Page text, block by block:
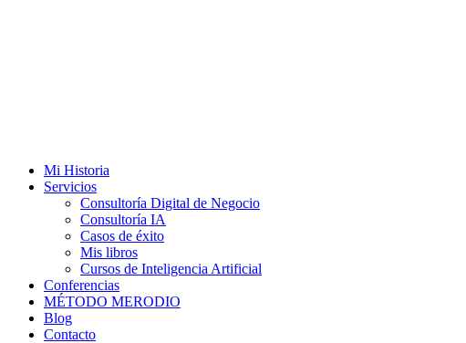
Mi Historia
Servicios
Consultoría Digital de Negocio
Consultoría IA
Casos de éxito
Mis libros
Cursos de Inteligencia Artificial
Conferencias
MÉTODO MERODIO
Blog
Contacto